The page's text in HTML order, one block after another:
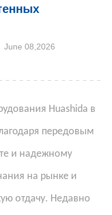
June 08,2026
Huashida в
передовым
и надежному
на рынке и
отдачу. Недавно